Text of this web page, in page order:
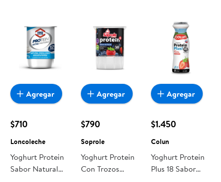
$710
Loncoleche
Yoghurt Protein
Sabor Natural
Agregar
$790
Soprole
Yoghurt Protein
Con Trozos
Agregar
$1.450
Colun
Yoghurt Protein
Plus 18 Sabor
Agregar